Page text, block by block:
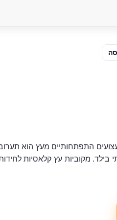
התפתחותיים מעץ הוא
בילד. מקוביות עץ קלאסיות